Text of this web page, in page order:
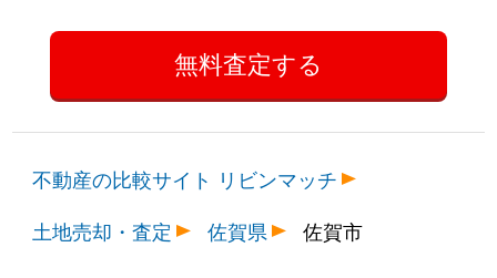
不動産の比較サイト リビンマッチ
土地売却・査定
佐賀県 佐賀市